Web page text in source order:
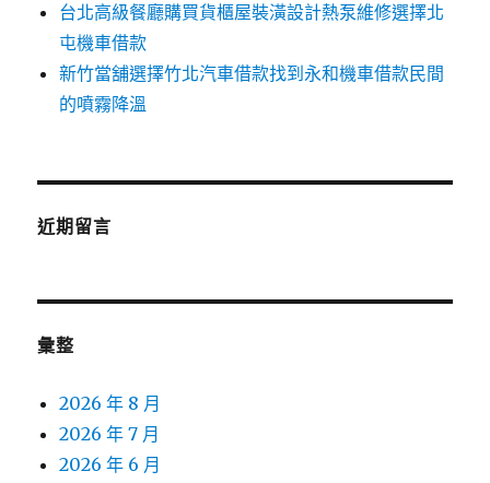
台北高級餐廳購買貨櫃屋裝潢設計熱泵維修選擇北
屯機車借款
新竹當舖選擇竹北汽車借款找到永和機車借款民間
的噴霧降溫
近期留言
彙整
2026 年 8 月
2026 年 7 月
2026 年 6 月